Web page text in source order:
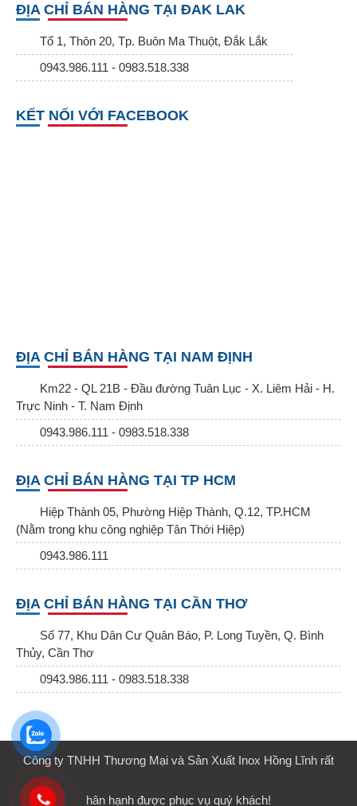
ĐỊA CHỈ BÁN HÀNG TẠI ĐAK LAK
Tổ 1, Thôn 20, Tp. Buôn Ma Thuột, Đắk Lắk
0943.986.111 - 0983.518.338
KẾT NỐI VỚI FACEBOOK
ĐỊA CHỈ BÁN HÀNG TẠI NAM ĐỊNH
Km22 - QL 21B - Đầu đường Tuân Lục - X. Liêm Hải - H.
Trực Ninh - T. Nam Định
0943.986.111 - 0983.518.338
ĐỊA CHỈ BÁN HÀNG TẠI TP HCM
Hiệp Thành 05, Phường Hiệp Thành, Q.12, TP.HCM
(Nằm trong khu công nghiệp Tân Thới Hiệp)
0943.986.111
ĐỊA CHỈ BÁN HÀNG TẠI CẦN THƠ
Số 77, Khu Dân Cư Quân Báo, P. Long Tuyền, Q. Bình
Thủy, Cần Thơ
0943.986.111 - 0983.518.338
Công ty TNHH Thương Mại và Sản Xuất Inox Hồng Lĩnh rất
hân hạnh được phục vụ quý khách!